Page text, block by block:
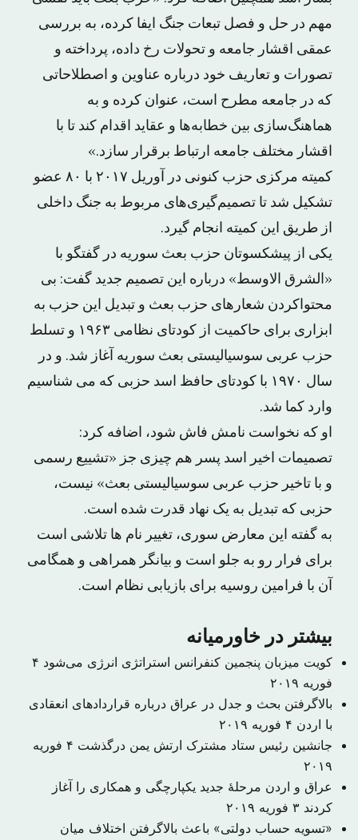
مهم در حل و فصل تبعات جنگ ایفا کرده، به بررسی
عمقی اقشار جامعه و تحولات رخ داده، پرداخته و
تصورات و تعاریف خود درباره عناوین و اصطلاحاتی
که در جامعه مطرح است، عنوان کرده و به
هماهنگ‌سازی بین خطابه‌ها و عقاید اقدام کند تا با
اقشار مختلف جامعه ارتباط برقرار سازد.»
کمیته مرکزی حزب کنونی در آوریل ۲۰۱۷ با ۸۰ عضو
تشکیل شد تا تصمیم‌گیری‌های مربوط به جنگ داخلی
از طریق این کمیته انجام گیرد.
یکی از پیشکسوتان حزب بعث سوریه در گفتگو با
«الشرق الاوسط» درباره این تصمیم جدید گفت: بی
محتواکردن شعارهای حزب بعث و تبدیل این حزب به
ابزاری برای حاکمیت از کودتای نظامی ۱۹۶۳ و تسلط
حزب عربی سوسیالیستی بعث سوریه آغاز شد. و در
سال ۱۹۷۰ با کودتای حافظ اسد حزبی که می شناسیم
وارد کما شد.
او که نخواست نامش فاش شود، اضافه کرد:
تصمیمات اخیر اسد پسر هم چیزی جز «تشییع رسمی
و با تاخیر حزب عربی سوسیالیستی بعث» نیست،
حزبی که تبدیل به یک نهاد قدرت شده است.
به گفته این معارض سوری، تغییر نام ها تلاشی است
برای فرار رو به جلو است و بیانگر همراهی و همگامی
آن با فرامین روسیه برای بازیابی نظام است.
بیشتر در خاورمیانه
کویت میزبان پنجمین کنفرانس استراتژی انرژی می‌شود ۴
فوریه ۲۰۱۹
بالاگرفتن بحث و جدل در عراق درباره قراردادهای انعقادی
با اردن ۴ فوریه ۲۰۱۹
جانشین رئیس ستاد مشترک ارتش یمن درگذشت
۴ فوریه
۲۰۱۹
عراق و اردن مرحلهٔ جدید یکپارچگی و همکاری را آغاز
کردند ۳ فوریه ۲۰۱۹
«تسویه حساب دولتی» باعث بالاگرفتن اختلاف میان